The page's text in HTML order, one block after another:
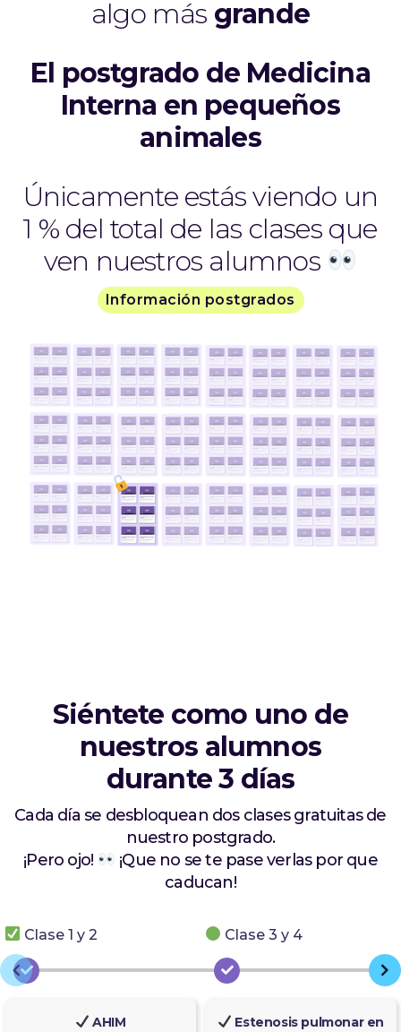
algo más grande
El postgrado de Medicina
Interna en pequeños
animales
Únicamente estás viendo un
1 % del total de las clases que
ven nuestros alumnos
Información postgrados
Siéntete como uno de
nuestros alumnos
durante 3 días
Cada día se desbloquean dos clases gratuitas de
nuestro postgrado.
¡Pero ojo!
¡Que no se te pase verlas por que
caducan!
Clase 1 y 2 Clase 3 y 4
AHIM
Estenosis pulmonar en